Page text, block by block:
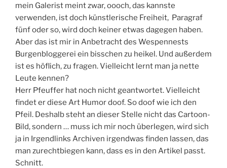
mein Galerist meint zwar, oooch, das kannste
verwenden, ist doch künstlerische Freiheit, Paragraf
fünf oder so, wird doch keiner etwas dagegen haben.
Aber das ist mir in Anbetracht des Wespennests
Burgenbloggerei ein bisschen zu heikel. Und außerdem
ist es höflich, zu fragen. Vielleicht lernt man ja nette
Leute kennen?
Herr Pfeuffer hat noch nicht geantwortet. Vielleicht
findet er diese Art Humor doof. So doof wie ich den
Pfeil. Deshalb steht an dieser Stelle nicht das Cartoon-
Bild, sondern … muss ich mir noch überlegen, wird sich
ja in Irgendlinks Archiven irgendwas finden lassen, das
man zurechtbiegen kann, dass es in den Artikel passt.
Schnitt.